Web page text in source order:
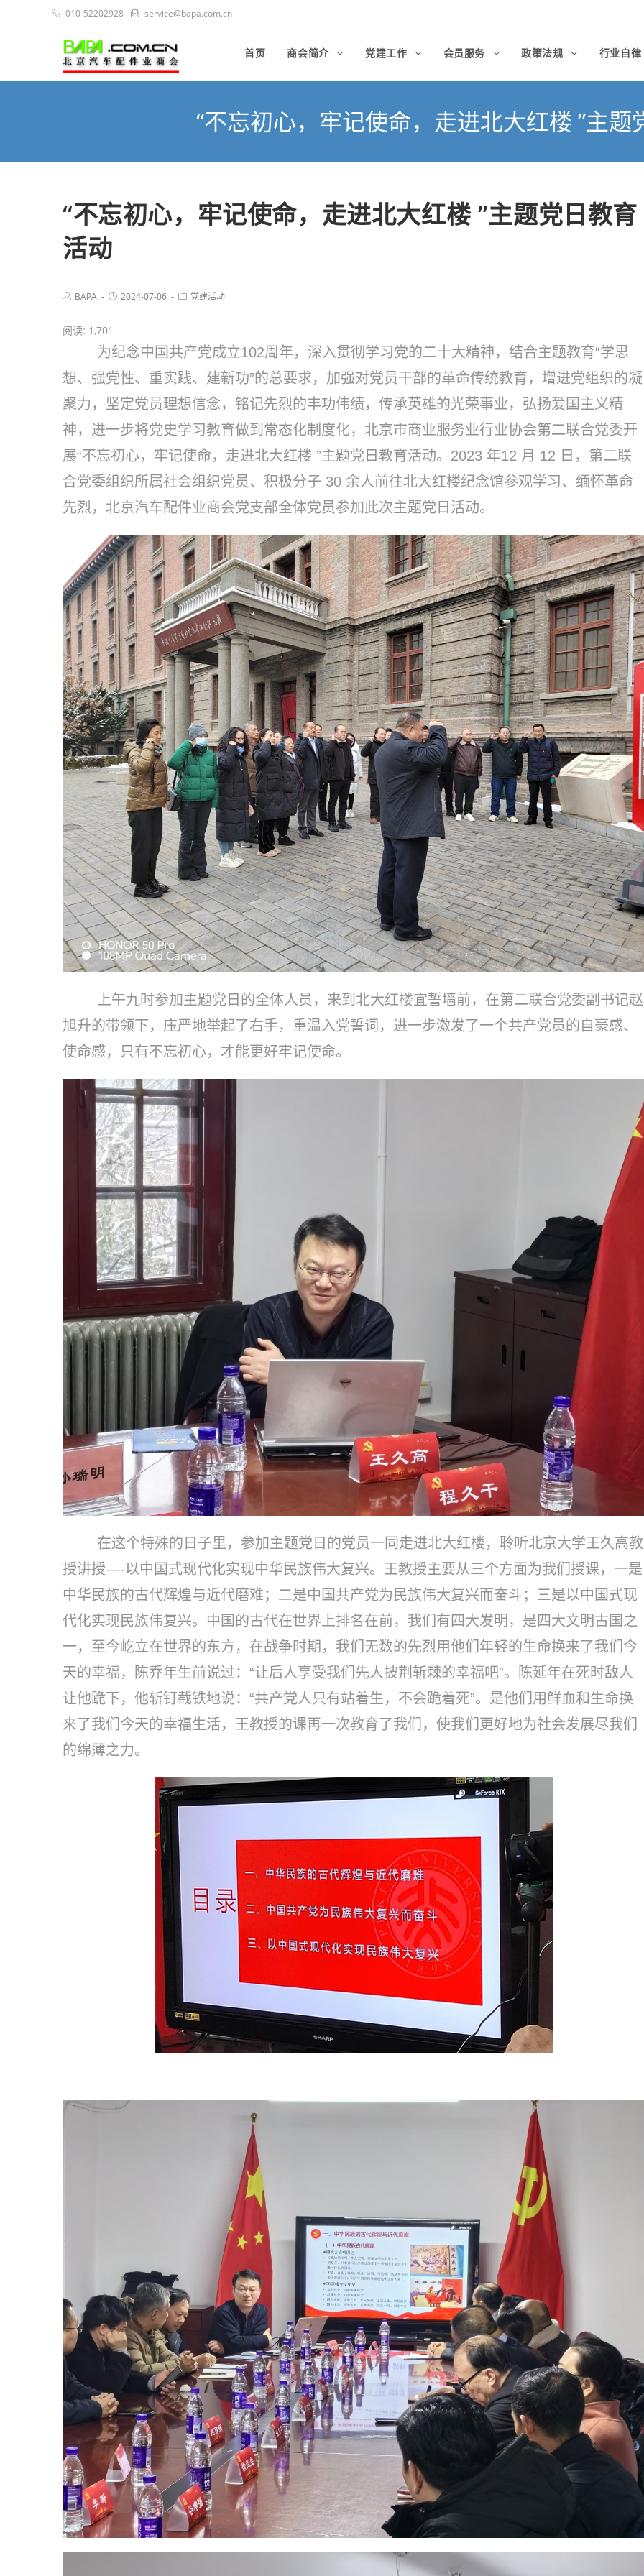
010-52202928 service@bapa.com.cn
首页 商会简介 党建工作 会员服务 政策法规 行业自律
“不忘初心，牢记使命，走进北大红楼 ”主题
“不忘初心，牢记使命，走进北大红楼 ”主题党日教育
活动
BAPA 2024-07-06 党建活动
阅读: 1,701
为纪念中国共产党成立102周年，深入贯彻学习党的二十大精神，结合主题教育“学思
想、强党性、重实践、建新功”的总要求，加强对党员干部的革命传统教育，增进党组织的凝
聚力，坚定党员理想信念，铭记先烈的丰功伟绩，传承英雄的光荣事业，弘扬爱国主义精
神，进一步将党史学习教育做到常态化制度化，北京市商业服务业行业协会第二联合党委开
展“不忘初心，牢记使命，走进北大红楼 ”主题党日教育活动。2023 年12 月 12 日，第二联
合党委组织所属社会组织党员、积极分子 30 余人前往北大红楼纪念馆参观学习、缅怀革命
先烈，北京汽车配件业商会党支部全体党员参加此次主题党日活动。
上午九时参加主题党日的全体人员，来到北大红楼宜誓墙前，在第二联合党委副书记赵
旭升的带领下，庒严地举起了右手，重温入党誓词，进一步激发了一个共产党员的自豪感、
使命感，只有不忘初心，才能更好牢记使命。
在这个特殊的日子里，参加主题党日的党员一同走进北大红楼，聆听北京大学王久高教
授讲授—-以中国式现代化实现中华民族伟大复兴。王教授主要从三个方面为我们授课，一是
中华民族的古代辉煌与近代磨难；二是中国共产党为民族伟大复兴而奋斗；三是以中国式现
代化实现民族伟复兴。中国的古代在世界上排名在前，我们有四大发明，是四大文明古国之
一，至今屹立在世界的东方，在战争时期，我们无数的先烈用他们年轻的生命换来了我们今
天的幸福，陈乔年生前说过：“让后人享受我们先人披荆斩棘的幸福吧”。陈延年在死时敌人
让他跪下，他斩钉截铁地说：“共产党人只有站着生，不会跪着死”。是他们用鲜血和生命换
来了我们今天的幸福生活，王教授的课再一次教育了我们，使我们更好地为社会发展尽我们
的绵薄之力。